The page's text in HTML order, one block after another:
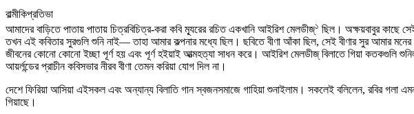
বাল্মীকিপ্রতিভা
আমাদের বাড়িতে পাতায় পাতায় চিত্রবিচিত্র-করা কবি ম্যূরের রচিত একখানি আইরিশ মেলডীজ্‌১ ছিল। অক্ষয়বাবুর কাছে
তখন এই কবিতার সুরগুলি শুনি নাই— তাহা আমার কল্পনার মধ্যে ছিল। ছবিতে বীণা আঁকা ছিল, সেই বীণার সুর আমার
জীবনের কোনো কোনো ইচ্ছা পূর্ণ হয় এবং পূর্ণ হইয়াই আত্মহত্যা সাধন করে। আইরিশ মেলডীজ্‌ বিলাতে গিয়া কতকগুলি
আয়র্লন্ডের প্রাচীন কবিসভার নীরব বীণা তেমন করিয়া যোগ দিল না।
দেশে ফিরিয়া আসিয়া এইসকল এবং অন্যান্য বিলাতি গান স্বজনসমাজে গাহিয়া শুনাইলাম। সকলেই বলিলেন, রবির
গিয়াছে।